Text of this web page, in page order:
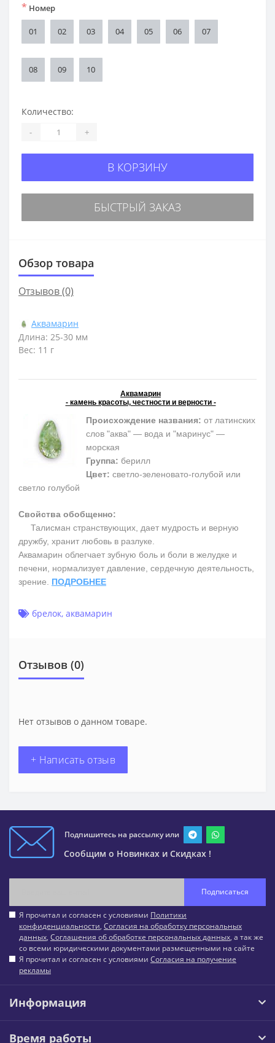
* Номер
01 02 03 04 05 06 07
08 09 10
Количество:
- +
В КОРЗИНУ
БЫСТРЫЙ ЗАКАЗ
Обзор товара
Отзывов (0)
Аквамарин
Длина: 25-30 мм
Вес: 11 г
Аквамарин
- камень красоты, честности и верности -
Происхождение названия: от латинских
слов "аква" — вода и "маринус" —
морская
Группа: берилл
Цвет: светло-зеленовато-голубой или
светло голубой
Свойства обобщенно:
Талисман странствующих, дает мудрость и верную
дружбу, хранит любовь в разлуке.
Аквамарин облегчает зубную боль и боли в желудке и
печени, нормализует давление, сердечную деятельность,
зрение. ПОДРОБНЕЕ
брелок, аквамарин
Отзывов (0)
Нет отзывов о данном товаре.
+ Написать отзыв
Подпишитесь на рассылку или
Сообщим о Новинках и Скидках !
Подписаться
Я прочитал и согласен с условиями Политики
конфиденциальности, Согласия на обработку персональных
данных, Соглашения об обработке персональных данных, а так же
со всеми юридическими документами размещенными на сайте
Я прочитал и согласен с условиями Согласия на получение
рекламы
Информация
Время работы